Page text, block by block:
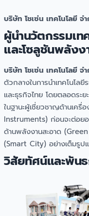
บริษัท โชเซ่น เทคโนโลยี
ผู้นำนวัตกรรมเท
และโซลูชันพลัง
บริษัท โชเซ่น เทคโนโลยี จ
ตัวกลางในการนำเทคโนโล
และธุรกิจไทย โดยตลอดระ
ในฐานะผู้เชี่ยวชาญด้านเค
Instruments) ก่อนจะต่อย
ด้านพลังงานสะอาด (Green
(Smart City) อย่างเต็มรูป
วิสัยทัศน์และพัน